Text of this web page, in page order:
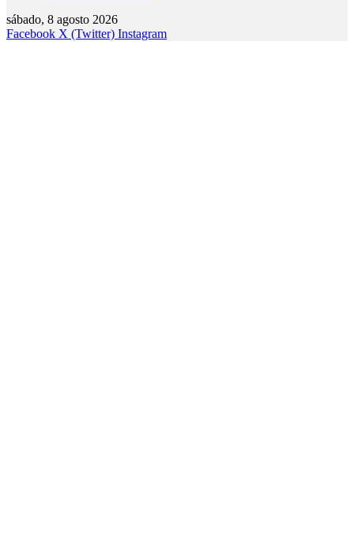
sábado, 8 agosto 2026
Facebook X (Twitter) Instagram